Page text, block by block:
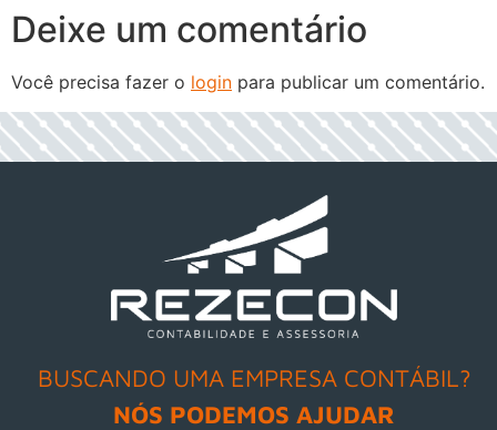
Deixe um comentário
Você precisa fazer o login para publicar um comentário.
h
BUSCANDO UMA EMPRESA CONTÁBIL?
NÓS PODEMOS AJUDAR